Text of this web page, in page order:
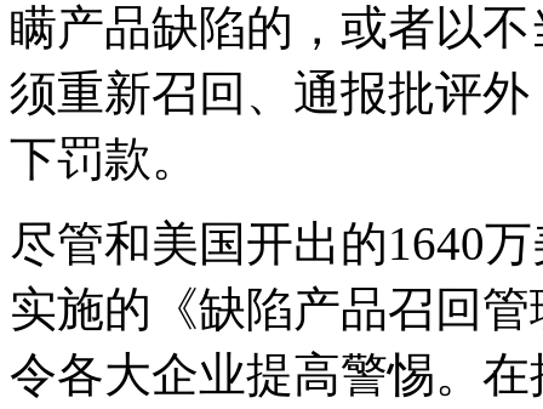
瞒产品缺陷的，或者以
须重新召回、通报批评
下罚款。
尽管和美国开出的1640
实施的《缺陷产品召回
令各大企业提高警惕。